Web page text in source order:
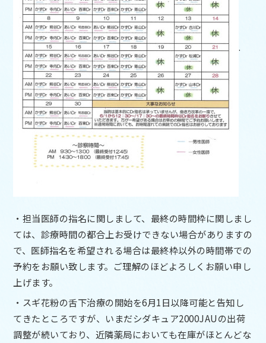
.
・担当医師の指名に関しまして、最終の時間枠に関しまし
ては、診療時間の都合上お受けできない場合がありますの
で、医師指名を希望される場合は最終枠以外の時間帯での
予約をお願い致します。ご理解のほどよろしくお願い申し
上げます。
・スギ花粉の舌下治療の開始を6月1日以降可能と告知し
てきたところですが、いまだシダキュア2000JAUの出荷
調整が続いており、近隣薬局においても在庫がほとんどな